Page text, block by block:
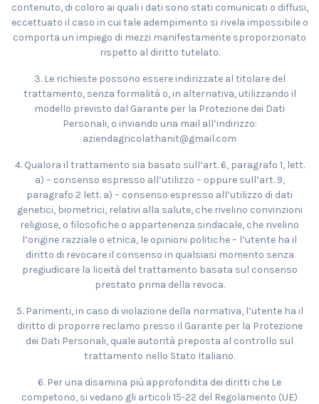
contenuto, di coloro ai quali i dati sono stati comunicati o diffusi,
eccettuato il caso in cui tale adempimento si rivela impossibile o
comporta un impiego di mezzi manifestamente sproporzionato
rispetto al diritto tutelato.
3. Le richieste possono essere indirizzate al titolare del
trattamento, senza formalità o, in alternativa, utilizzando il
modello previsto dal Garante per la Protezione dei Dati
Personali, o inviando una mail all’indirizzo:
aziendagricolathanit@gmail.com
4. Qualora il trattamento sia basato sull’art. 6, paragrafo 1, lett.
a) – consenso espresso all’utilizzo – oppure sull’art. 9,
paragrafo 2 lett. a) – consenso espresso all’utilizzo di dati
genetici, biometrici, relativi alla salute, che rivelino convinzioni
religiose, o filosofiche o appartenenza sindacale, che rivelino
l’origine razziale o etnica, le opinioni politiche – l’utente ha il
diritto di revocare il consenso in qualsiasi momento senza
pregiudicare la liceità del trattamento basata sul consenso
prestato prima della revoca.
5. Parimenti, in caso di violazione della normativa, l’utente ha il
diritto di proporre reclamo presso il Garante per la Protezione
dei Dati Personali, quale autorità preposta al controllo sul
trattamento nello Stato Italiano.
6. Per una disamina più approfondita dei diritti che Le
competono, si vedano gli articoli 15-22 del Regolamento (UE)